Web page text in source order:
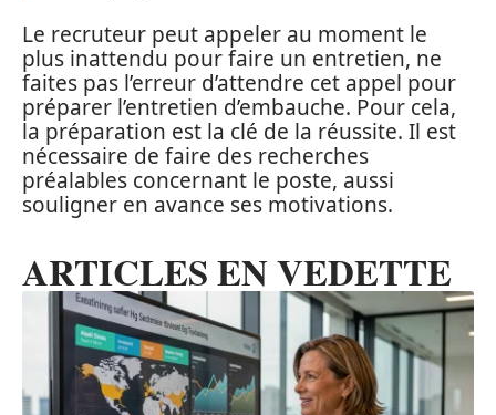
Le recruteur peut appeler au moment le
plus inattendu pour faire un entretien, ne
faites pas l’erreur d’attendre cet appel pour
préparer l’entretien d’embauche. Pour cela,
la préparation est la clé de la réussite. Il est
nécessaire de faire des recherches
préalables concernant le poste, aussi
souligner en avance ses motivations.
ARTICLES EN VEDETTE